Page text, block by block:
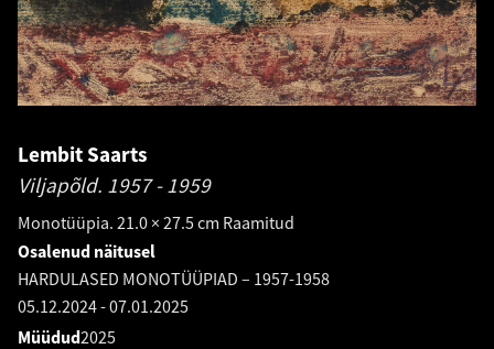
Lembit Saarts
Viljapõld. 1957 - 1959
Monotüüpia. 21.0 × 27.5 cm Raamitud
Osalenud näitusel
HARDULASED MONOTÜÜPIAD – 1957-1958
05.12.2024-07.01.2025
Müüdud2025